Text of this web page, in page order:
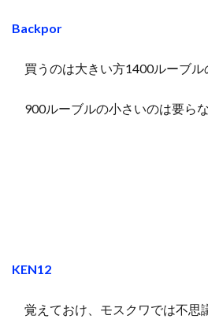
Backpor
買うのは大きい方1400ルーブル
900ルーブルの小さいのは要らな
KEN12
覚えておけ、モスクワでは不思